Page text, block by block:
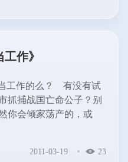
作》
工作的么？ 有没有试
抓捕战国亡命公子？别
你会倾家荡产的，或
2011-03-19 23